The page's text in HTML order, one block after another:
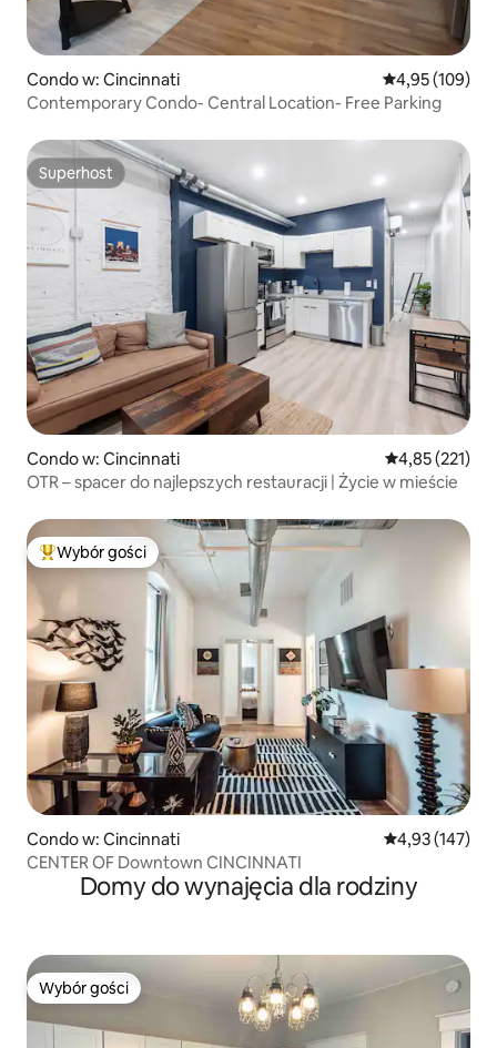
Condo w: Cincinnati Średnia
4,95 (109)
Contemporary Condo- Central Location- Free Parking
Superhost
Superhost
Condo w: Cincinnati Średnia
4,85 (221)
OTR – spacer do najlepszych restauracji | Życie w mieście
Najpopularniejsze z kategorii Wybór gości
Wybór gości
Condo w: Cincinnati Średnia
4,93 (147)
CENTER OF Downtown CINCINNATI
Domy do wynajęcia dla rodziny
Wybór gości
Wybór gości